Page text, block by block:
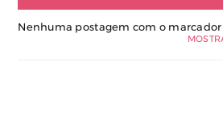
Nenhuma postagem com o marcador